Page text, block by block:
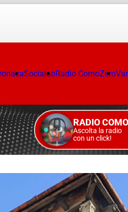
SocialabRadio ComoZero
RADIO
Ascolta la radio
con un click!